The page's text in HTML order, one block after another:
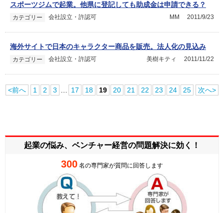
スポーツジムで起業。他県に登記しても助成金は申請できる？
カテゴリー 会社設立・許認可 2011/9/23
MM
海外サイトで日本のキャラクター商品を販売。法人化の見込み
カテゴリー 会社設立・許認可 2011/11/22
美樹キティ
<前へ 1 2 3 17 18 19 20 21 22 23 24 25 次へ>
起業の悩み、ベンチャー経営の問題解決に効く！
300 名の専門家が質問に回答します